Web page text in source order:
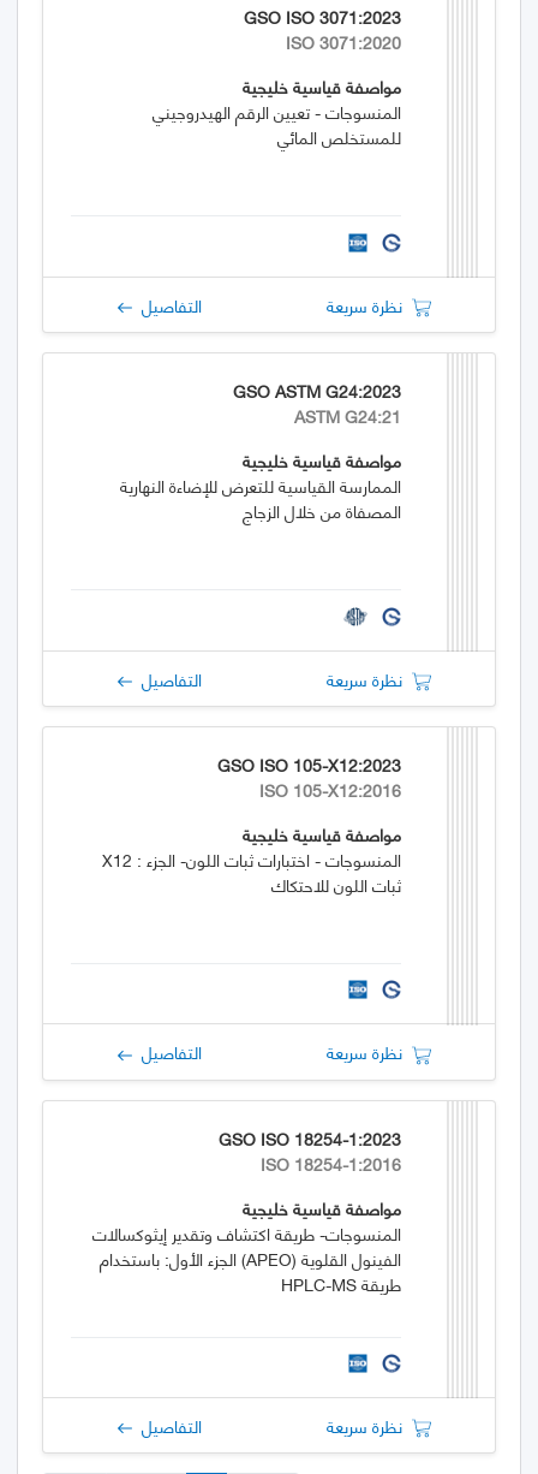
GSO ISO 3071:2023
ISO 3071:2020
مواصفة قياسية خليجية
المنسوجات - تعيين الرقم الهيدروجيني
للمستخلص المائي
نظرة سريعة التفاصيل
GSO ASTM G24:2023
ASTM G24:21
مواصفة قياسية خليجية
الممارسة القياسية للتعرض للإضاءة النهارية
المصفاة من خلال الزجاج
نظرة سريعة التفاصيل
GSO ISO 105-X12:2023
ISO 105-X12:2016
مواصفة قياسية خليجية
المنسوجات - اختبارات ثبات اللون- الجزء : X12
ثبات اللون للاحتكاك
نظرة سريعة التفاصيل
GSO ISO 18254-1:2023
ISO 18254-1:2016
مواصفة قياسية خليجية
المنسوجات- طريقة اكتشاف وتقدير إيثوكسالات
الفينول القلوية (APEO) الجزء الأول: باستخدام
طريقة HPLC-MS
نظرة سريعة التفاصيل